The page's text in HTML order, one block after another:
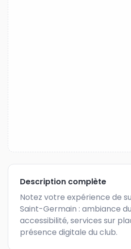
Description complète
Notez votre expérience de
Saint-Germain : ambiance
accessibilité, services sur
présence digitale du club.